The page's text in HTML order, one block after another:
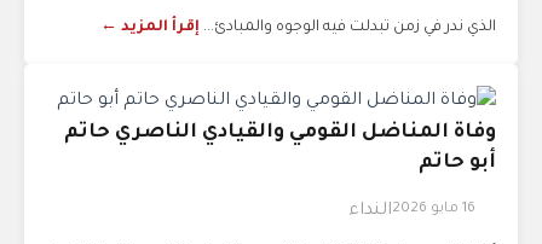
الذي ندر في زمن تبدلت فيه الوجوه والمبادئ... إقرأ المزيد ←
وفاة المناضل القومي والقيادي الناصري حاتم
أبو حاتم
16 مايو 2026 النداء